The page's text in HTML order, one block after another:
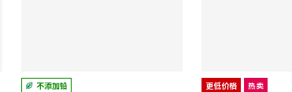
不添加铅 更低价格 热卖